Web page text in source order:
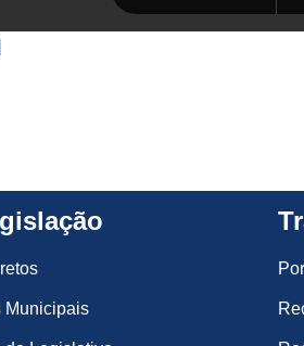
Municipais